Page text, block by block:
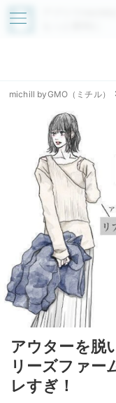
アプリでmichill
michill byGMO（ミチル）
アウターを脱
リーズファー
レすぎ！